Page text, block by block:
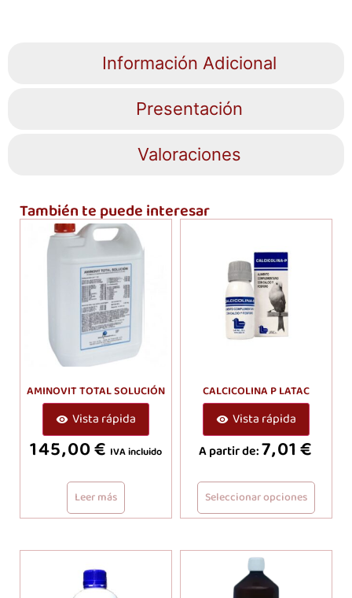
Información Adicional
Presentación
Valoraciones
También te puede interesar
AMINOVIT TOTAL SOLUCIÓN
Vista rápida
145,00€ IVA incluido
Leer más
CALCICOLINA P LATAC
Vista rápida
A partir de:7,01€
Seleccionar opciones